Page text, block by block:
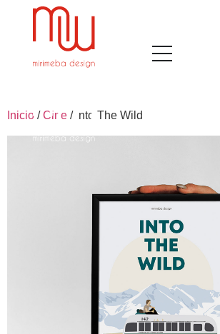
Inicio /Cine / Into The Wild